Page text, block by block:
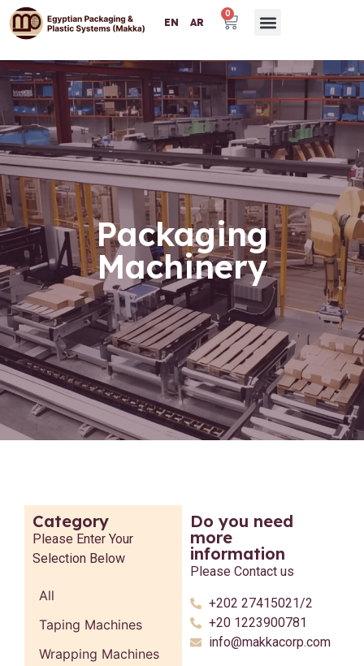
EN AR
0
Packaging
Machinery
Category
Please Enter Your
Selection Below
Taping Machines
Wrapping Machines
All
Do you need
more
information
Please Contact us
+202 27415021/2
+20 1223900781
info@makkacorp.com